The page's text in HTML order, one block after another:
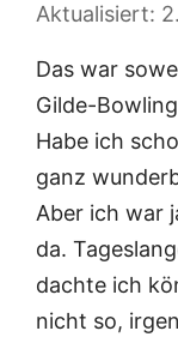
Das war
Gilde-
Habe ich
ganz
Aber ich war
da.
dachte ich
nicht so,